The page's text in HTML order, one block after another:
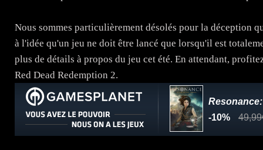
Nous sommes particulièrement désolés pour la déception
à l'idée qu'un jeu ne doit être lancé que lorsqu'il est
plus de détails à propos du jeu cet été. En attendant,
Red Dead Redemption 2.